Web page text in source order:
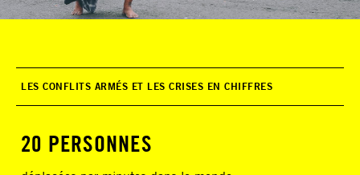
LES CONFLITS ARMÉS ET LES CRISES EN CHIFFRES
20 PERSONNES